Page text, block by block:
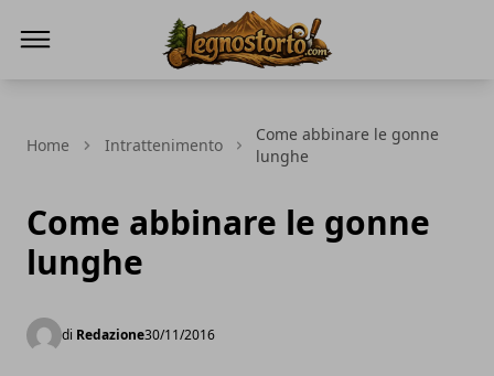
Home Intrattenimento
Come abbinare le gonne
lunghe
Come abbinare le gonne
lunghe
di Redazione30/11/2016